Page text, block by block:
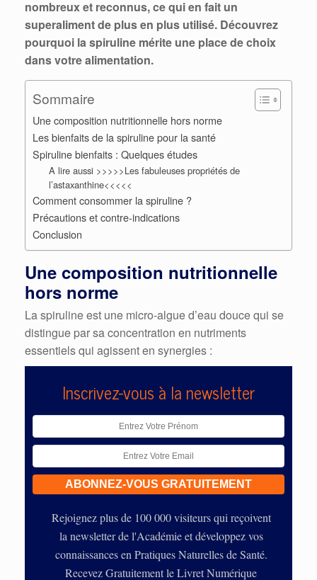
nombreux et reconnus, ce qui en fait un
superaliment de plus en plus utilisé. Découvrez
pourquoi la spiruline mérite une place de choix
dans votre alimentation.
Sommaire
Une composition nutritionnelle hors norme
Les bienfaits de la spiruline pour la santé
Spiruline bienfaits : Quelques études
A lire aussi >>>>>Les fabuleuses propriétés de
l’astaxanthine<<<<<
Comment consommer la spiruline ?
Précautions et contre-indications
Conclusion
Une composition nutritionnelle
hors norme
La spiruline est une micro-algue d’eau douce qui se
distingue par sa concentration en nutriments
essentiels qui agissent en synergies :
Inscrivez-vous à la newsletter
Rejoignez plus de 100 000 visiteurs qui reçoivent
la newsletter de l'Académie et développez vos
connaissances en Pratiques Naturelles de Santé.
Recevez Gratuitement le Livret Numérique